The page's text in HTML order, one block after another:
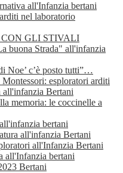
all'Infanzia bertani
nel laboratorio
GLI STIVALI
buona Strada" all'infanzia
Noe’ c’è posto tutti”…
esploratori arditi
all'infanzia Bertani
memoria: le coccinelle a
bertani
all'infanzia Bertani
all'Infanzia Bertani
all'Infanzia bertani
Bertani